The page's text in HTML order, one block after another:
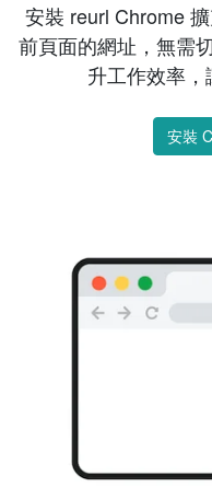
安裝 reurl Chrome
前頁面的網址，無需
升工作效率，
安裝